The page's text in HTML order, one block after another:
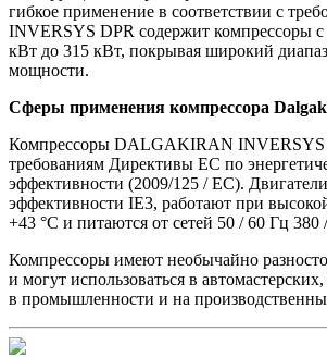
гибкое применение в соответствии с
INVERSYS DPR содержит компрессоры
кВт до 315 кВт, покрывая широкий
мощности.
Сферы применения компрессора
Компрессоры DALGAKIRAN INVERSYS
требованиям Директивы ЕС по
эффективности (2009/125 / ЕС).
эффективности IE3, работают при
+43 °C и питаются от сетей 50 / 60 Гц 380
Компрессоры имеют необычайно
и могут использоваться в
в промышленности и на